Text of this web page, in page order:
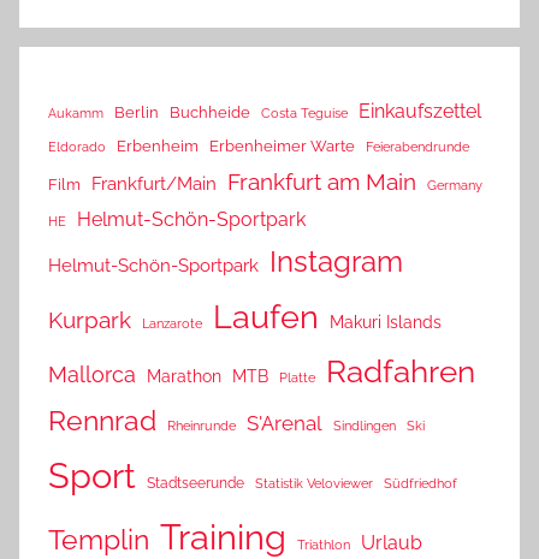
Aukamm Berlin Buchheide Costa Teguise Einkaufszettel
Eldorado Erbenheim Erbenheimer Warte Feierabendrunde
Film Frankfurt/Main Frankfurt am Main Germany
HE Helmut-Schön-Sportpark
Helmut-Schön-Sportpark Instagram
Kurpark Lanzarote Laufen Makuri Islands
Mallorca Marathon MTB Platte Radfahren
Rennrad Rheinrunde S'Arenal Sindlingen Ski
Sport Stadtseerunde Statistik Veloviewer Südfriedhof
Templin Training Triathlon Urlaub